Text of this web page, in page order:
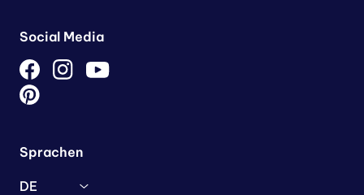
Social Media
Sprachen
DE